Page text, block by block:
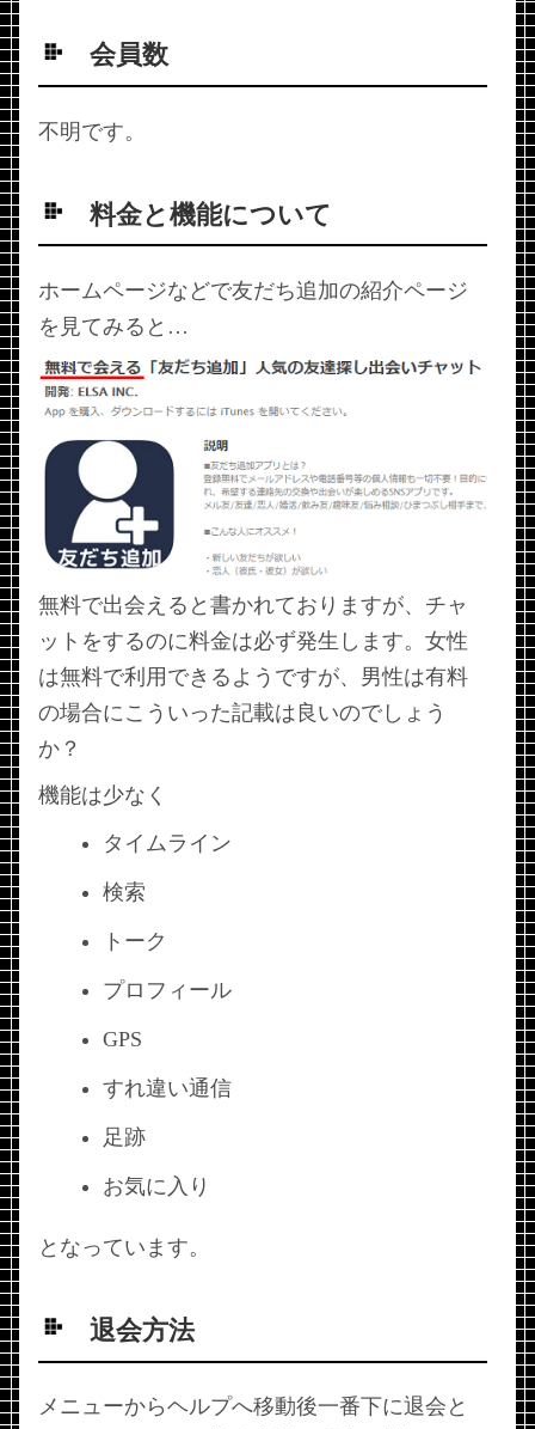
会員数
不明です。
料金と機能について
ホームページなどで友だち追加の紹介ページ
を見てみると…
無料で出会えると書かれておりますが、チャ
ットをするのに料金は必ず発生します。女性
は無料で利用できるようですが、男性は有料
の場合にこういった記載は良いのでしょう
か？
機能は少なく
タイムライン
検索
トーク
プロフィール
GPS
すれ違い通信
足跡
お気に入り
となっています。
退会方法
メニューからヘルプへ移動後一番下に退会と